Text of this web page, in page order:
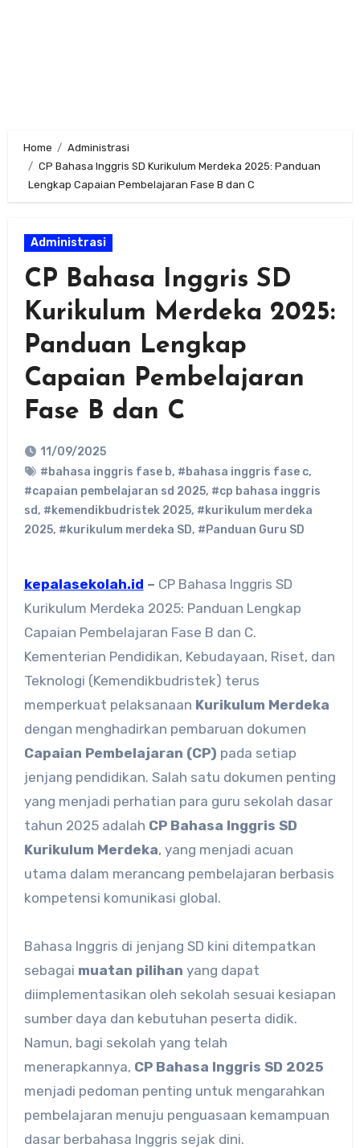
Home
Administrasi
CP Bahasa Inggris SD Kurikulum Merdeka 2025: Panduan
Lengkap Capaian Pembelajaran Fase B dan C
Administrasi
CP Bahasa Inggris SD
Kurikulum Merdeka 2025:
Panduan Lengkap
Capaian Pembelajaran
Fase B dan C
11/09/2025
#bahasa inggris fase b, #bahasa inggris fase c,
#capaian pembelajaran sd 2025, #cp bahasa inggris
sd, #kemendikbudristek 2025, #kurikulum merdeka
2025, #kurikulum merdeka SD, #Panduan Guru SD
kepalasekolah.id – CP Bahasa Inggris SD
Kurikulum Merdeka 2025: Panduan Lengkap
Capaian Pembelajaran Fase B dan C.
Kementerian Pendidikan, Kebudayaan, Riset, dan
Teknologi (Kemendikbudristek) terus
memperkuat pelaksanaan Kurikulum Merdeka
dengan menghadirkan pembaruan dokumen
Capaian Pembelajaran (CP) pada setiap
jenjang pendidikan. Salah satu dokumen penting
yang menjadi perhatian para guru sekolah dasar
tahun 2025 adalah CP Bahasa Inggris SD
Kurikulum Merdeka, yang menjadi acuan
utama dalam merancang pembelajaran berbasis
kompetensi komunikasi global.
Bahasa Inggris di jenjang SD kini ditempatkan
sebagai muatan pilihan yang dapat
diimplementasikan oleh sekolah sesuai kesiapan
sumber daya dan kebutuhan peserta didik.
Namun, bagi sekolah yang telah
menerapkannya, CP Bahasa Inggris SD 2025
menjadi pedoman penting untuk mengarahkan
pembelajaran menuju penguasaan kemampuan
dasar berbahasa Inggris sejak dini.